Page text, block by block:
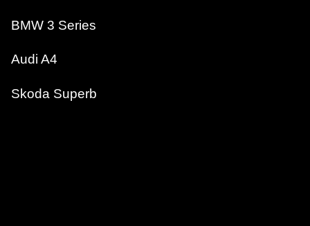
BMW 3 Series
Audi A4
Skoda Superb